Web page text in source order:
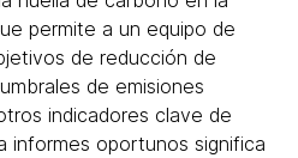
permite a un equipo de
de reducción de
de emisiones
indicadores clave de
informes oportunos significa